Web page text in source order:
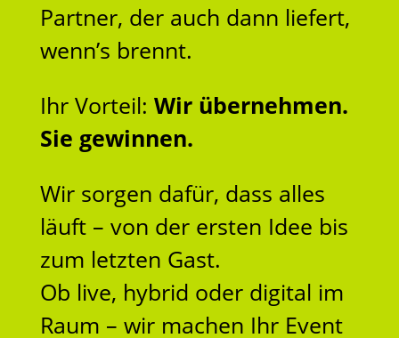
Partner, der auch dann liefert,
wenn’s brennt.
Ihr Vorteil: Wir übernehmen.
Sie gewinnen.
Wir sorgen dafür, dass alles
läuft – von der ersten Idee bis
zum letzten Gast.
Ob live, hybrid oder digital im
Raum – wir machen Ihr Event